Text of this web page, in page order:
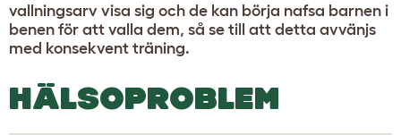
vallningsarv visa sig och de kan börja nafsa barnen i
benen för att valla dem, så se till att detta avvänjs
med konsekvent träning.
HÄLSOPROBLEM